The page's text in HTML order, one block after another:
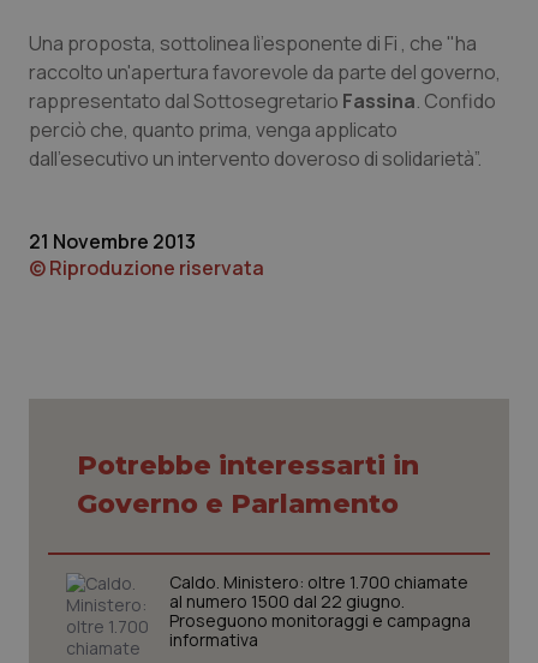
Marche
Molise
Piemonte
Provincia Autonoma di Bolzano
Sicilia
Umbria
Donna & Salute
Epatiti
HIV
Infezioni & Febbre
Neuroscienze & patologie neurodegenerative
Oftalmologia
Una proposta, sottolinea lì’esponente di Fi , che "ha
raccolto un'apertura favorevole da parte del governo,
rappresentato dal Sottosegretario Fassina. Confido
perciò che, quanto prima, venga applicato
dall'esecutivo un intervento doveroso di solidarietà”.
21 Novembre 2013
© Riproduzione riservata
Potrebbe interessarti in
Governo e Parlamento
Caldo. Ministero: oltre 1.700 chiamate
al numero 1500 dal 22 giugno.
Proseguono monitoraggi e campagna
informativa